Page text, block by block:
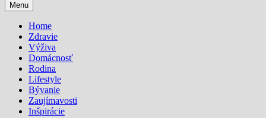
Menu
Home
Zdravie
Výživa
Domácnosť
Rodina
Lifestyle
Bývanie
Zaujímavosti
Inšpirácie